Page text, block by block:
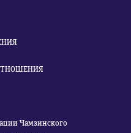
Чамзинского